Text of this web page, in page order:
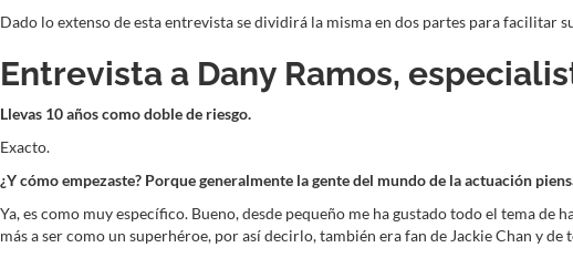
Dado lo extenso de esta entrevista se dividirá la misma en dos partes para facilitar
Entrevista a Dany Ramos,
Llevas 10 años como doble de riesgo.
Exacto.
¿Y cómo empezaste? Porque generalmente la gente del mundo de la actuación
Ya, es como muy específico. Bueno, desde pequeño me ha gustado todo el tema
más a ser como un superhéroe, por así decirlo, también era fan de Jackie Chan y de